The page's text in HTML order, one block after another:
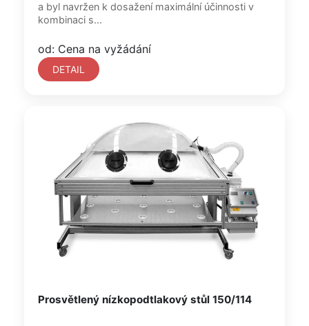
a byl navržen k dosažení maximální účinnosti v
kombinaci s...
od: Cena na vyžádání
DETAIL
Prosvětlený nízkopodtlakový stůl 150/114